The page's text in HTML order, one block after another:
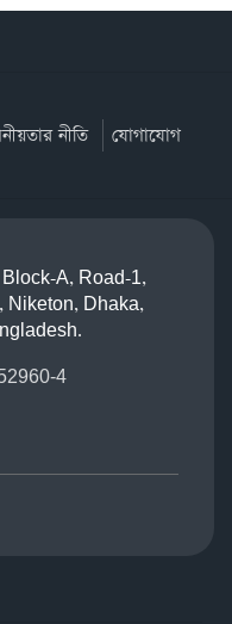
নীতি যোগাযোগ
A, Road-1,
Niketon, Dhaka,
4